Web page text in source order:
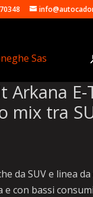
Arkana E-
mix tra
da SUV e linea
con bassi